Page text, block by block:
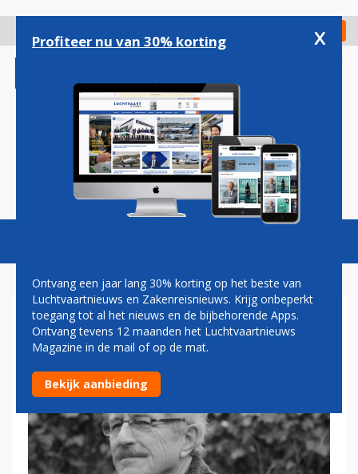
gaan
Check in
Magazine Podcasts Vacatures
PAUL GROVE: KLM EN HAAR
CABINEPERSONEEL
Profiteer nu van 30% korting x
Ontvang een jaar lang 30% korting op het beste van
Luchtvaartnieuws en Zakenreisnieuws. Krijg onbeperkt
toegang tot al het nieuws en de bijbehorende Apps.
Ontvang tevens 12 maanden het Luchtvaartnieuws
Magazine in de mail of op de mat.
Bekijk aanbieding